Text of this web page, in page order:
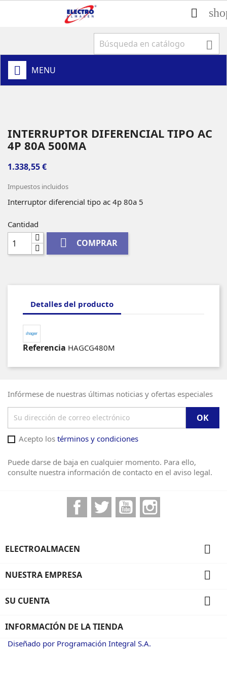


MENU
INTERRUPTOR DIFERENCIAL TIPO AC
4P 80A 500MA
1.338,55 €
Impuestos incluidos
Interruptor diferencial tipo ac 4p 80a 5
Cantidad
 COMPRAR
Detalles del producto
Referencia HAGCG480M
Infórmese de nuestras últimas noticias y ofertas especiales
Acepto los términos y condiciones
Puede darse de baja en cualquier momento. Para ello,
consulte nuestra información de contacto en el aviso legal.
FacebookTwitter YouTube
ELECTROALMACEN 
NUESTRA EMPRESA 
SU CUENTA 
INFORMACIÓN DE LA TIENDA
Diseñado por Programación Integral S.A.